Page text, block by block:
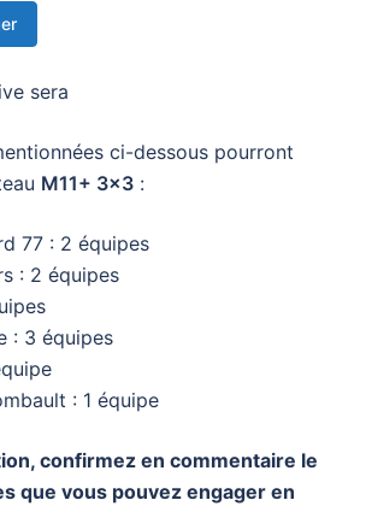
sera
ci-dessous pourront
M11+ 3×3 :
77 : 2 équipes
: 2 équipes
: 3 équipes
: 1 équipe
confirmez en commentaire le
que vous pouvez engager en